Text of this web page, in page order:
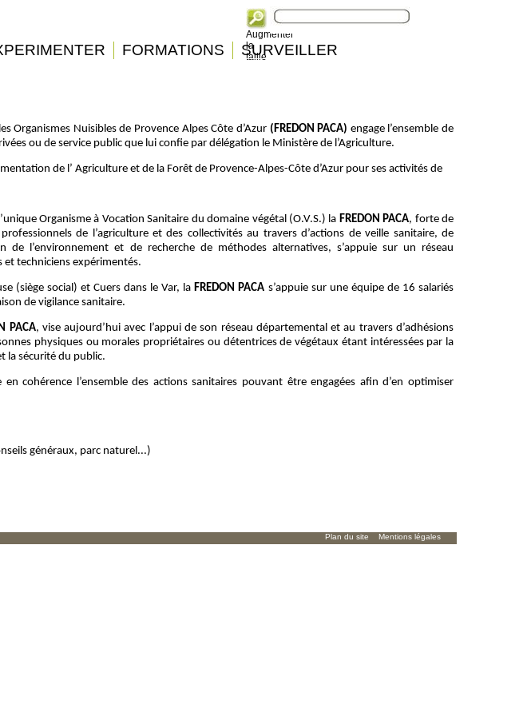
Augmenter
la
taille
FORMATIONS SURVEILLER
Organismes Nuisibles de Provence Alpes Côte d’Azur (FREDON PACA) engage l’ensemble de
ou de service public que lui confie par délégation le Ministère de l’Agriculture.
de l’ Agriculture et de la Forêt de Provence-Alpes-Côte d’Azur pour ses activités de
Organisme à Vocation Sanitaire du domaine végétal (O.V.S.) la FREDON PACA, forte de
de l’agriculture et des collectivités au travers d’actions de veille sanitaire, de
de l’environnement et de recherche de méthodes alternatives, s’appuie sur un réseau
techniciens expérimentés.
(siège social) et Cuers dans le Var, laFREDON PACA s’appuie sur une équipe de 16 salariés
de vigilance sanitaire.
PACA, vise aujourd’hui avec l’appui de son réseau départemental et au travers d’adhésions
physiques ou morales propriétaires ou détentrices de végétaux étant intéressées par la
la sécurité du public.
cohérence l’ensemble des actions sanitaires pouvant être engagées afin d’en optimiser
généraux, parc naturel...)
Plan du site Mentions légales